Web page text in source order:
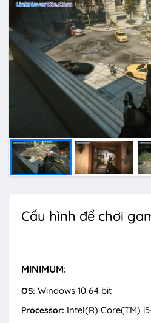
MINIMUM:
OS: Windows 10 64 bit
Processor: Intel(R) Core(TM)